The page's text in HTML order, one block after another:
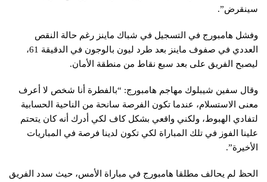
سينقرض”.
وفشل هامبورج في التسجيل في شباك ماينز رغم حالة النقص
العددي في صفوف ماينز بعد طرد ليون بالوجون في الدقيقة 61،
ليصبح الفريق على بعد سبع نقاط من منطقة الأمان.
وقال سفين شيبلوك مهاجم هامبورج: “بالفطرة أنا شخص لا أعرف
معنى الاستسلام، عندما تكون الفرصة سانحة من الناحية الحسابية
لتفادي الهبوط، ولكني واقعي بشكل كاف لكي أدرك أنه كان يتحتم
علينا الفوز في تلك المباراة لكي تكون لدينا فرصة في المباريات
الأخيرة”.
الحظ لم يحالف مطلقا هامبورج في مباراة الأمس، حيث سدد الفريق